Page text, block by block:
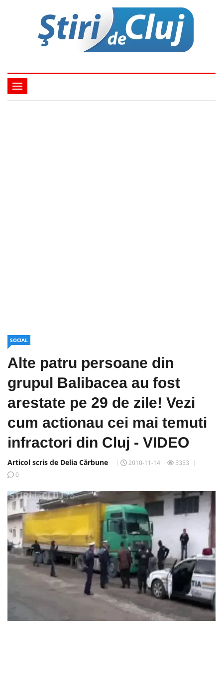
SOCIAL
Alte patru persoane din
grupul Balibacea au fost
arestate pe 29 de zile! Vezi
cum actionau cei mai temuti
infractori din Cluj - VIDEO
Articol scris de Delia Cărbune 2010-11-14
5353
0